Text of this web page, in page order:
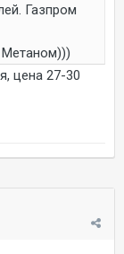
Газпром
Метаном)))
цена 27-30